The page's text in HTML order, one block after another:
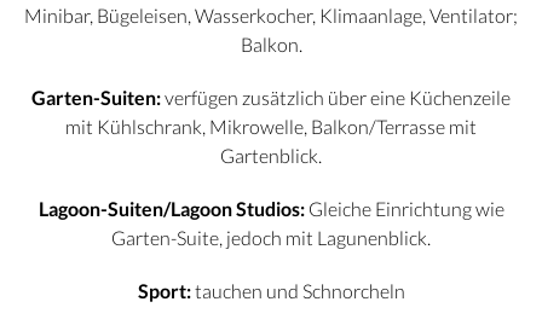
Minibar, Bügeleisen, Wasserkocher, Klimaanlage, Ventilator;
Balkon.
Garten-Suiten:verfügen zusätzlich über eine Küchenzeile
mit Kühlschrank, Mikrowelle, Balkon/Terrasse mit
Gartenblick.
Lagoon-Suiten/Lagoon Studios:Gleiche Einrichtung wie
Garten-Suite, jedoch mit Lagunenblick.
Sport:tauchen und Schnorcheln